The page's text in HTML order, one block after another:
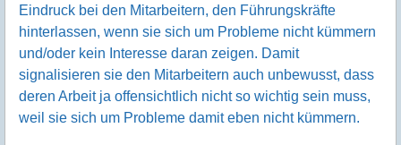
Eindruck bei den Mitarbeitern, den Führungskräfte
hinterlassen, wenn sie sich um Probleme nicht kümmern
und/oder kein Interesse daran zeigen. Damit
signalisieren sie den Mitarbeitern auch unbewusst, dass
deren Arbeit ja offensichtlich nicht so wichtig sein muss,
weil sie sich um Probleme damit eben nicht kümmern.